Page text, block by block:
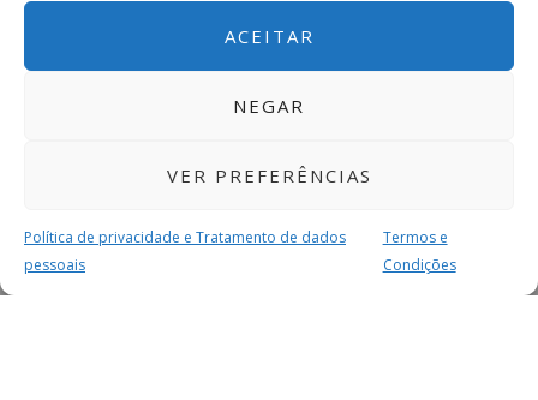
ACEITAR
NEGAR
VER PREFERÊNCIAS
Política de privacidade e Tratamento de dados
pessoais
Termos e
Condições